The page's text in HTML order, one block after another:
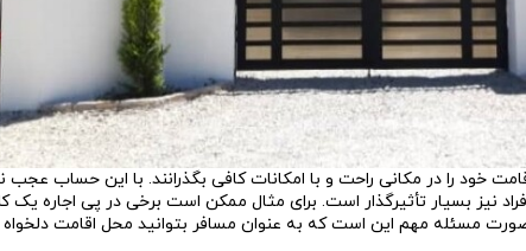
خود را در مکانی راحت و با امکانات کافی بگذرانند. با این حساب
نیز بسیار تأثیرگذار است. برای مثال ممکن است برخی در پی اجاره یک
مسئله مهم این است که به عنوان مسافر بتوانید محل اقامت دلخواه